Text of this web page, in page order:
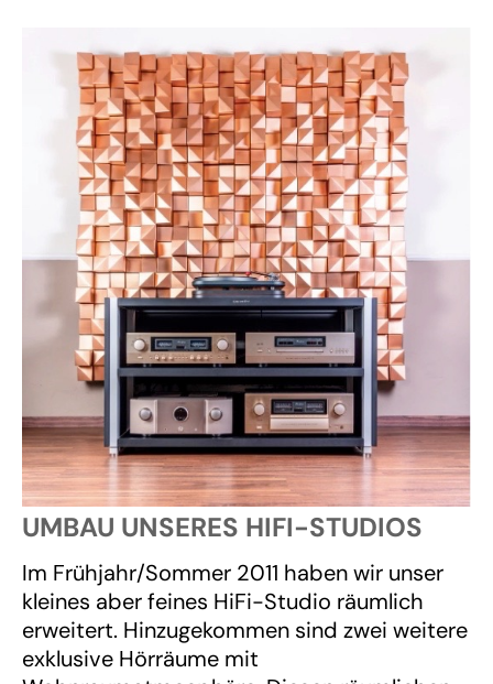
UMBAU UNSERES HIFI-STUDIOS
Im Frühjahr/Sommer 2011 haben wir unser
kleines aber feines HiFi-Studio räumlich
erweitert. Hinzugekommen sind zwei weitere
exklusive Hörräume mit